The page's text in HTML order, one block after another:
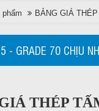
phẩm BẢNG GIÁ
- GRADE 70 CHỊU
THÉP